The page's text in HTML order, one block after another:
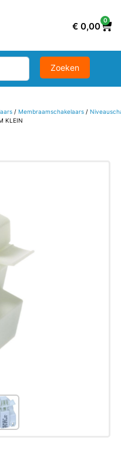
€ 0,00
0
/ Membraamschakelaars/
KLEIN